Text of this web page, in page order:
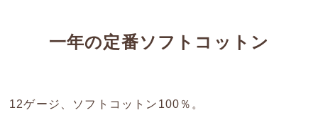
一年の定番ソフトコットン
12ゲージ、ソフトコットン100％。